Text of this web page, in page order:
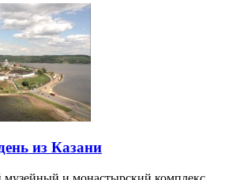
из Казани